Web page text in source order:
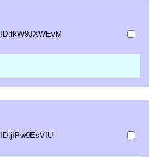
ID:fkW9JXWEvM
ID:jIPw9EsVIU